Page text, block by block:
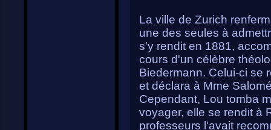
La ville de Zurich
une des seules à
s'y rendit en 1881,
cours d'un célèbre
Biedermann. Celui-ci se
et déclara à Mme
Cependant, Lou tomba
voyager, elle se rendit à
professeurs l'avait